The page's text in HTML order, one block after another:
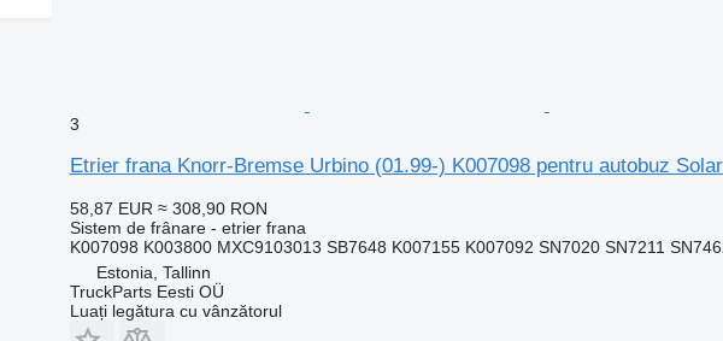
3
Etrier frana Knorr-Bremse Urbino (01.99-) K007098 pentru autobuz
58,87 EUR ≈ 308,90 RON
Sistem de frânare - etrier frana
K007098 K003800 MXC9103013 SB7648 K007155 K007092 SN7020 SN7211
Estonia, Tallinn
TruckParts Eesti OÜ
Luați legătura cu vânzătorul